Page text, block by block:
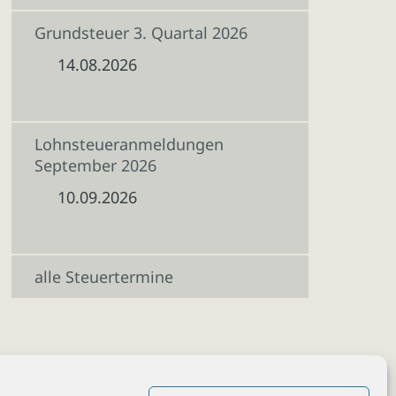
Grundsteuer 3. Quartal 2026
14.08.2026
Lohnsteueranmeldungen
September 2026
10.09.2026
alle Steuertermine